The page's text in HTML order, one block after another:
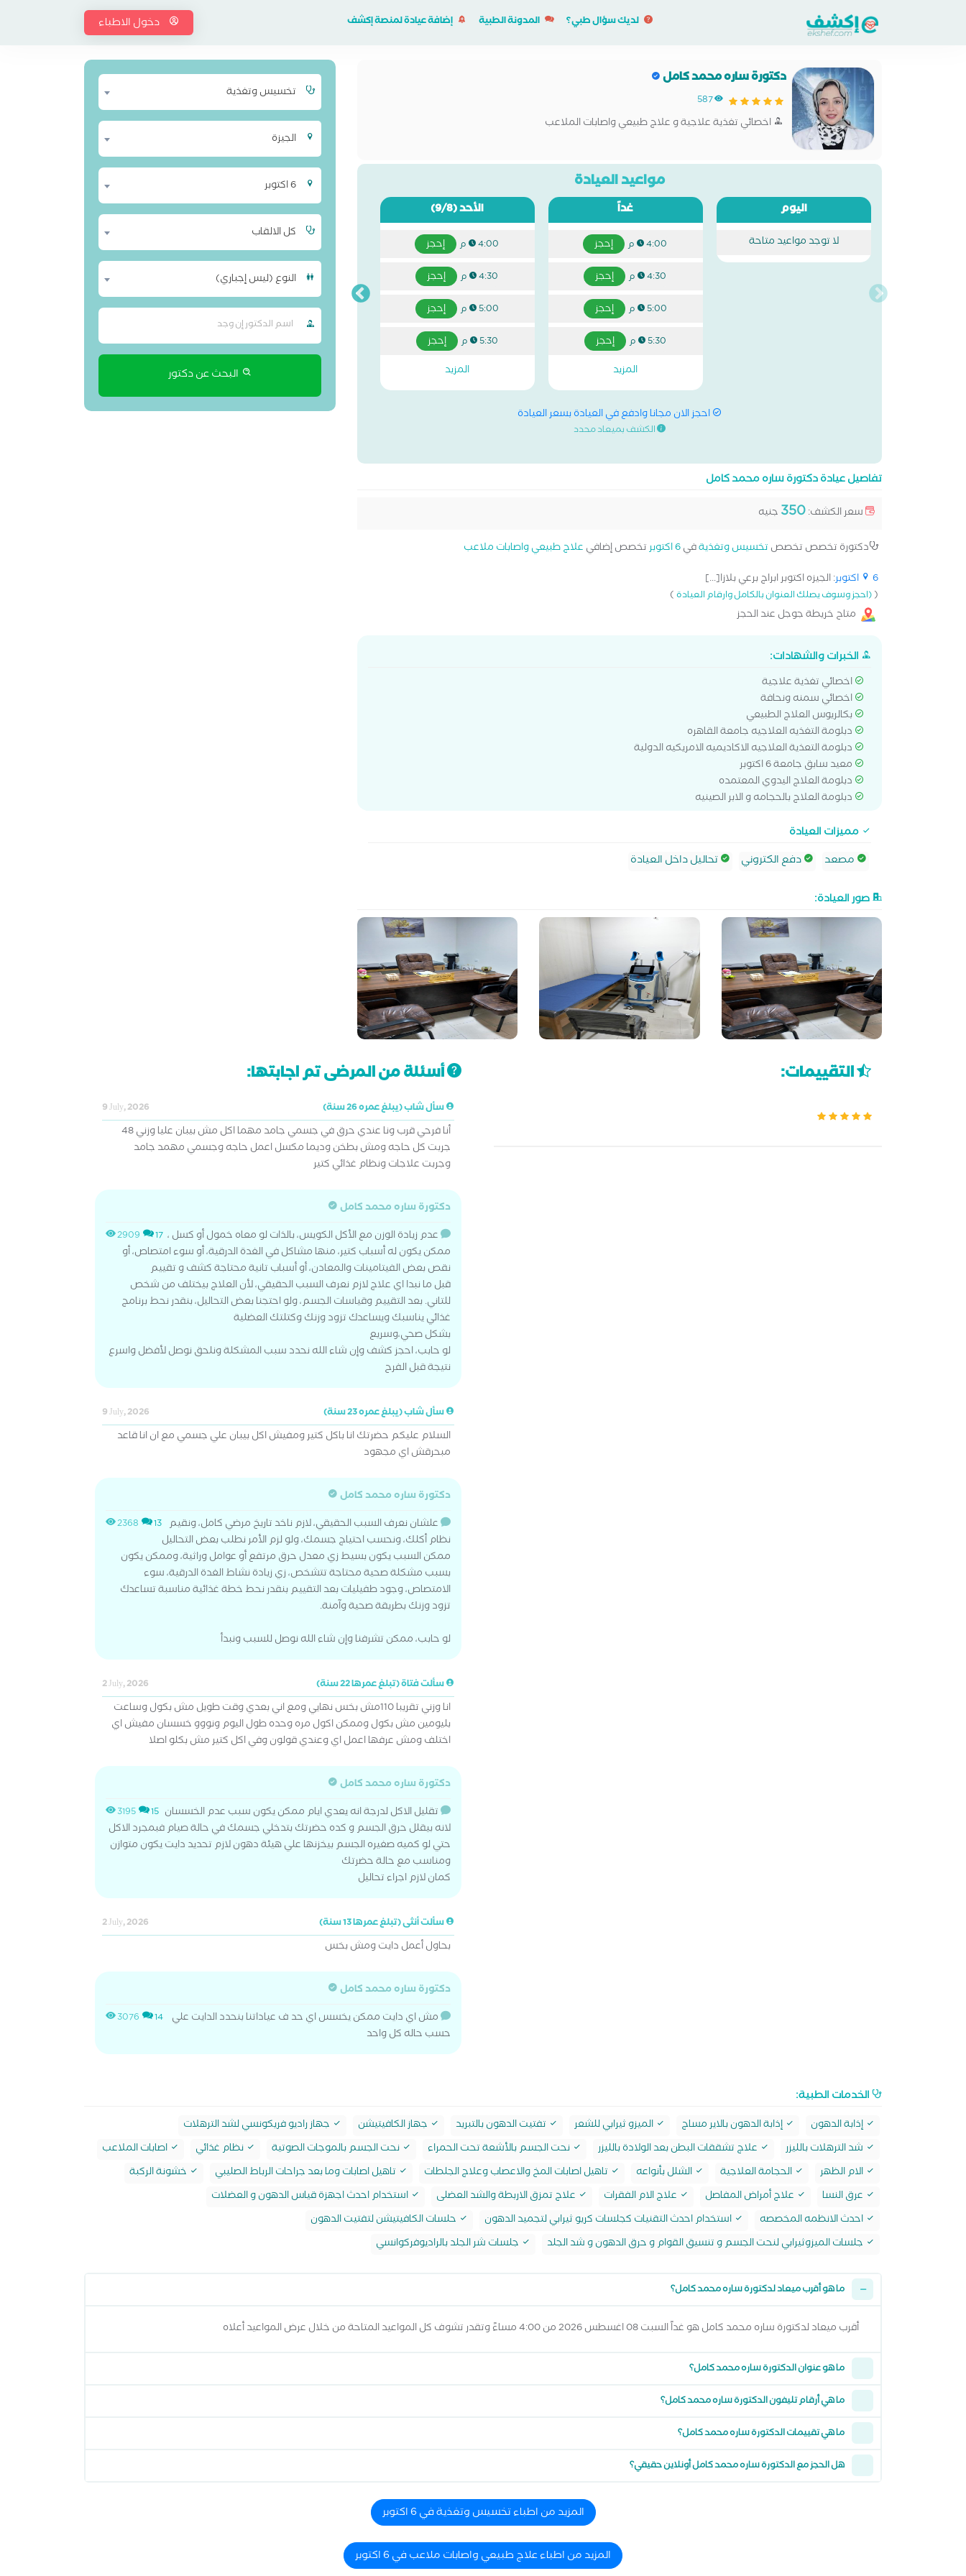
لديك سؤال طبي؟ المدونة الطبية إضافة عيادة لمنصة إكشف دخول الاطباء
دكتورة ساره محمد كامل
587
اخصائي تغذية علاجية و علاج طبيعي واصابات الملاعب
مواعيد العيادة
اليوم
لا توجد مواعيد متاحة
غداً
4:00 م إحجز
4:30 م إحجز
5:00 م إحجز
5:30 م
إحجز
المزيد
الأحد(9/8)
4:00 م إحجز
4:30 م إحجز
5:00 م إحجز
5:30 م
إحجز
المزيد
احجز الان مجانا وادفع في العيادة بسعر العيادة
الكشف بميعاد محدد
تفاصيل عيادة دكتورة ساره محمد كامل
سعر الكشف:350 جنيه
دكتورة تخصص تخصص تخسيس وتغذيةفي6 اكتوبر تخصص إضافي علاج طبيعي واصابات ملاعب
6 اكتوبر
: الجيزه اكتوبر ابراج برعي بلازا[...]
((احجز وسوف يصلك العنوان بالكامل وارقام العيادة)
متاح خريطة جوجل عند الحجز
الخبرات والشهادات:
اخصائي تغذية علاجية
اخصائي سمنه ونحافة
بكالريوس العلاج الطبيعي
دبلومة التغذيه العلاجيه جامعة القاهره
دبلومة التعذية العلاجيه الاكاديميه الامريكيه الدولية
معيد سابق جامعة 6 اكتوبر
دبلومة العلاج اليدوي المعتمده
دبلومة العلاج بالحجامه و الابر الصينيه
مميزات العيادة
مصعد
دفع الكتروني تحاليل داخل العيادة
صور العيادة:
تخسيس وتغذية
الجيزة
6 اكتوبر
كل الالقاب
النوع (ليس إجباري)
البحث عن دكتور
التقييمات: أسئلة من المرضى تم اجابتها:
سأل شاب (يبلغ عمره 26 سنة) 9 July, 2026
أنا فرحي قرب ونا عندي حرق في جسمي جامد مهما اكل مش بيبان عليا وزني 48
جربت كل حاجه ومش بطخن وديما مكسل اعمل حاجه وجسمي مهمد جامد
وجربت علاجات ونظام غذائي كتير
دكتورة ساره محمد كامل
2909 17 عدم زيادة الوزن مع الأكل الكويس، بالذات لو معاه خمول أو كسل ،
ممكن يكون له أسباب كتير، منها مشاكل في الغدة الدرقية، أو سوء امتصاص، أو
نقص بعض الفيتامينات والمعادن، أو أسباب تانية محتاجة كشف و تقييم
قبل ما نبدا اي علاج لازم نعرف السبب الحقيقي، لأن العلاج بيختلف من شخص
للتاني. بعد التقييم وقياسات الجسم، ولو احتجنا بعض التحاليل، بنقدر نحط برنامج
غذائي يناسبك ويساعدك تزود وزنك وكتلتك العضلية
بشكل صحي،وسريع
لو حابب، احجز كشف وإن شاء الله نحدد سبب المشكلة ونلحق نوصل لأفضل واسرع
نتيجة قبل الفرح
سأل شاب (يبلغ عمره 23 سنة) 9 July, 2026
السلام عليكم حضرتك انا باكل كتير ومفيش اكل بيبان علي جسمي مع ان انا قاعد
مبحرقش اي مجهود
دكتورة ساره محمد كامل
2368 13 علشان نعرف السبب الحقيقي، لازم ناخد تاريخ مرضي كامل، ونقيم
نظام أكلك، ونحسب احتياج جسمك، ولو لزم الأمر نطلب بعض التحاليل
ممكن السبب يكون بسيط زي معدل حرق مرتفع أو عوامل وراثية، وممكن يكون
بسبب مشكلة صحية محتاجة تتشخص، زي زيادة نشاط الغدة الدرقية، سوء
الامتصاص، وجود طفيليات بعد التقييم بنقدر نحط خطة غذائية مناسبة تساعدك
تزود وزنك بطريقة صحية وآمنة.
لو حابب، ممكن تشرفنا وإن شاء الله نوصل للسبب ونبدأ
سألت فتاة (تبلغ عمرها 22 سنة) 2 July, 2026
انا وزني تقريبا 110مش بخس نهايي ومع اني بعدي وقت طويل مش بكول وساعت
بليومين مش بكول وممكن اكول مره وحده طول اليوم ونووو خسسان مفيش اي
اختلف ومش عرفها اعمل اي وعندي قولون وفي اكل كتير مش بكلو اصلا
دكتورة ساره محمد كامل
3195 15 تقليل الاكل لدرجة انه يعدي ايام ممكن يكون سبب عدم الخسسان
لانه بيقلل حرق الجسم و كده حضرتك بتدخلي جسمك في حالة صيام فبمجرد الاكل
حتي لو كميه صغيره الجسم بيخزنها علي هيئة دهون لازم تحديد دايت يكون متوازن
ومناسب مع حالة حضرتك
كمان لازم اجراء تحاليل
سألت أنثى (تبلغ عمرها 13 سنة) 2 July, 2026
بحاول أعمل دايت ومش بخس
دكتورة ساره محمد كامل
3076 14 مش اي دايت ممكن يخسس اي حد ف عياداتنا بنحدد الدايت علي
حسب حاله كل واحد
الخدمات الطبية:
إذابة الدهون إذابة الدهون بالاير مساج الميزو ثيرابي للشعر تفتيت الدهون بالتبريد جهاز الكافيتيشن
جهاز راديو فريكونسي لشد الترهلات
شد الترهلات بالليزر
علاج تشققات البطن بعد الولادة بالليزر نحت الجسم بالأشعة تحت الحمراء نحت الجسم بالموجات الصوتية نظام غذائي
اصابات الملاعب
الام الظهر
الحجامة العلاجية الشلل بأنواعه تاهيل اصابات المخ والاعصاب وعلاج الجلطات تاهيل اصابات وما بعد جراحات الرباط الصليبي
خشونة الركبة
عرق النسا
علاج أمراض المفاصل علاج الام الفقرات علاج تمزق الاربطة والشد العضلى
استخدام احدث اجهزة قياس الدهون و العضلات
احدث الانظمه المخصصه
استخدام احدث التقنيات كجلسات كريو ثيرابي لتجميد الدهون
حلسات الكافيتيشن لتفتيت الدهون
جلسات الميزوثيرابي لنحت الجسم و تنسيق القوام و حرق الدهون و شد الجلد
جلسات شر الجلد بالراديوفركوانسي
ما هو أقرب ميعاد لدكتورة ساره محمد كامل؟
أقرب ميعاد لدكتورة ساره محمد كامل هو غداً السبت 08 اغسطس 2026 من 4:00 مساءً وتقدر تشوف كل المواعيد المتاحة من خلال عرض المواعيد أعلاه
ما هو عنوان الدكتورة ساره محمد كامل؟
ما هي أرقام تليفون الدكتورة ساره محمد كامل؟
ما هي تقييمات الدكتورة ساره محمد كامل؟
هل الحجز مع الدكتورة ساره محمد كامل أونلاين حقيقي؟
المزيد من اطباء تخسيس وتغذية في 6 اكتوبر
المزيد من اطباء علاج طبيعي واصابات ملاعب في 6 اكتوبر